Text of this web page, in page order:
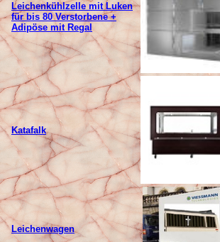
Leichenkühlzelle mit Luken
für bis 80 Verstorbene +
Adipöse mit Regal
Katafalk
Leichenwagen